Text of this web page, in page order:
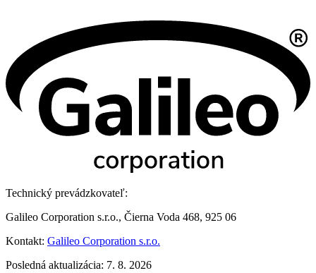
Technický prevádzkovateľ:
Galileo Corporation s.r.o., Čierna Voda 468, 925 06
Kontakt: Galileo Corporation s.r.o.
Posledná aktualizácia: 7. 8. 2026